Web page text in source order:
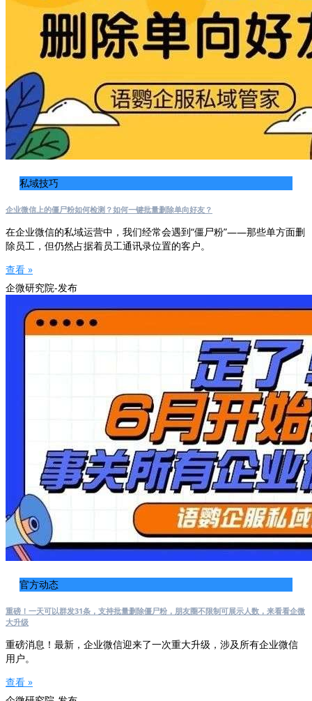
私域技巧
企业微信上的僵尸粉如何检测？如何一键批量删除单向好友？
在企业微信的私域运营中，我们经常会遇到“僵尸粉”——那些单方面删
除员工，但仍然占据着员工通讯录位置的客户。
查看 »
企微研究院-发布
官方动态
重磅！一天可以群发31条，支持批量删除僵尸粉，朋友圈不限制可展示人数，来看看企微
大升级
重磅消息！最新，企业微信迎来了一次重大升级，涉及所有企业微信
用户。
查看 »